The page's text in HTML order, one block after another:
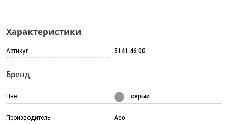
Характеристики
Артикул 5141.46.00
Бренд
Цвет серый
Производитель Aco